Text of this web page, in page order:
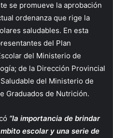
se promueve la aprobación
ordenanza que rige la
saludables. En esta
del Plan
del Ministerio de
de la Dirección Provincial
del Ministerio de
Graduados de Nutrición.
“la importancia de brindar
escolar y una serie de